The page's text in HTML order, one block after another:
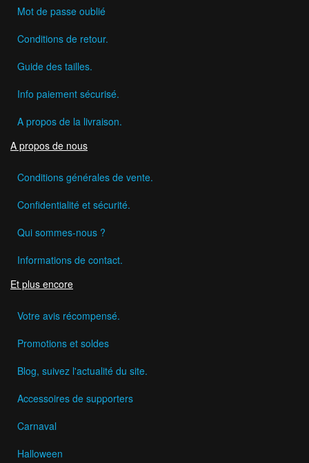
Mot de passe oublié
Conditions de retour.
Guide des tailles.
Info paiement sécurisé.
A propos de la livraison.
A propos de nous
Conditions générales de vente.
Confidentialité et sécurité.
Qui sommes-nous ?
Informations de contact.
Et plus encore
Votre avis récompensé.
Promotions et soldes
Blog, suivez l'actualité du site.
Accessoires de supporters
Carnaval
Halloween